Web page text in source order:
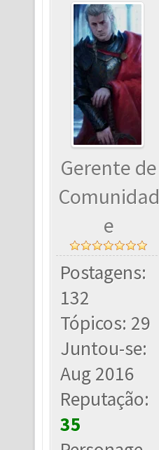
Gerente de
Comunidad
e
Postagens:
132
Tópicos: 29
Juntou-se:
Aug 2016
Reputação:
35